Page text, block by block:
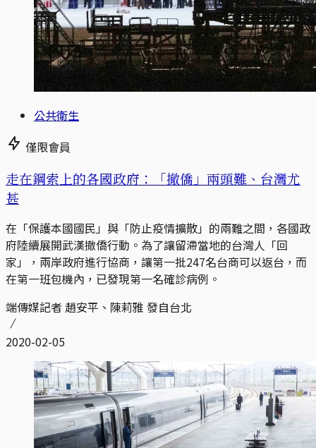
公共衛生
僅限會員
走在鋼索上的各國政府：「撤僑」兩頭難、台灣尤
甚
在「保護本國國民」與「防止疫情擴散」的兩難之間，各國政
府陸續展開武漢撤僑行動。為了讓留滯當地的台灣人「回
家」，兩岸政府進行協商，讓第一批247名台商可以返台，而
在第一班包機內，已發現第一名確診病例。
端傳媒記者 趙安平、陳莉雅 發自台北
2020-02-05